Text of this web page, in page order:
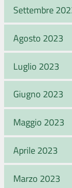
Settembre
Agosto 2023
Luglio 2023
Giugno 2023
Maggio 2023
Aprile 2023
Marzo 2023